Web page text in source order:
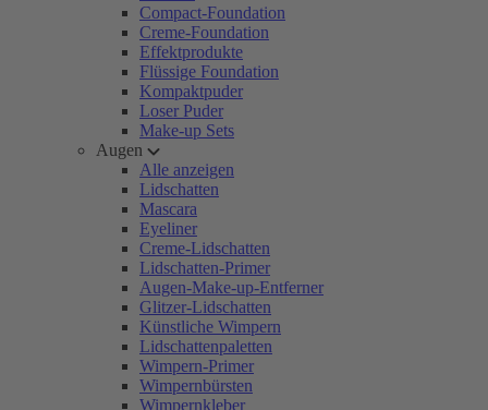
Compact-Foundation
Creme-Foundation
Effektprodukte
Flüssige Foundation
Kompaktpuder
Loser Puder
Make-up Sets
Augen
Alle anzeigen
Lidschatten
Mascara
Eyeliner
Creme-Lidschatten
Lidschatten-Primer
Augen-Make-up-Entferner
Glitzer-Lidschatten
Künstliche Wimpern
Lidschattenpaletten
Wimpern-Primer
Wimpernbürsten
Wimpernkleber